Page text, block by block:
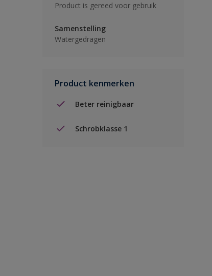
Product is gereed voor gebruik
Samenstelling
Watergedragen
Product kenmerken
Beter reinigbaar
Schrobklasse 1